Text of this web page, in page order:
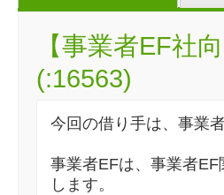
【事業者EF社
(:16563)
今回の借り手は、事業
事業者EFは、事業者
します。